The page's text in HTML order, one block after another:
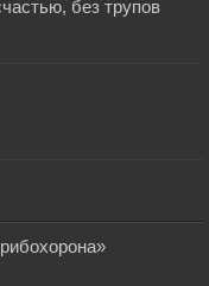
без трупов